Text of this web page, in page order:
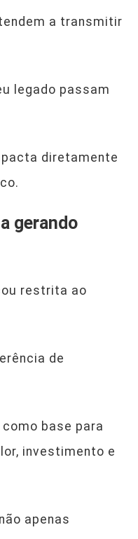
a transmitir
legado passam
diretamente
gerando
restrita ao
de
base para
investimento e
apenas